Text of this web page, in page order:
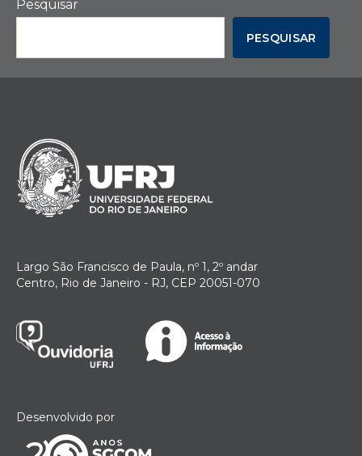
Pesquisar
PESQUISAR
Largo São Francisco de Paula, nº 1, 2º andar
Centro, Rio de Janeiro - RJ, CEP 20051-070
Desenvolvido por